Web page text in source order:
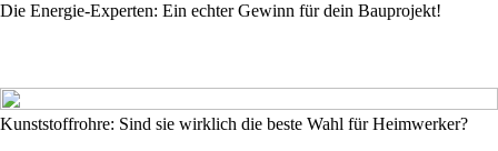
Die Energie-Experten: Ein echter Gewinn für dein Bauprojekt!
Kunststoffrohre: Sind sie wirklich die beste Wahl für Heimwerker?